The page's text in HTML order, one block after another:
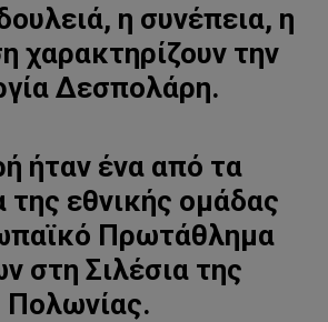
η συνέπεια, η
χαρακτηρίζουν την
Δεσπολάρη.
ήταν ένα από τα
εθνικής ομάδας
Πρωτάθλημα
στη Σιλέσια της
Πολωνίας.